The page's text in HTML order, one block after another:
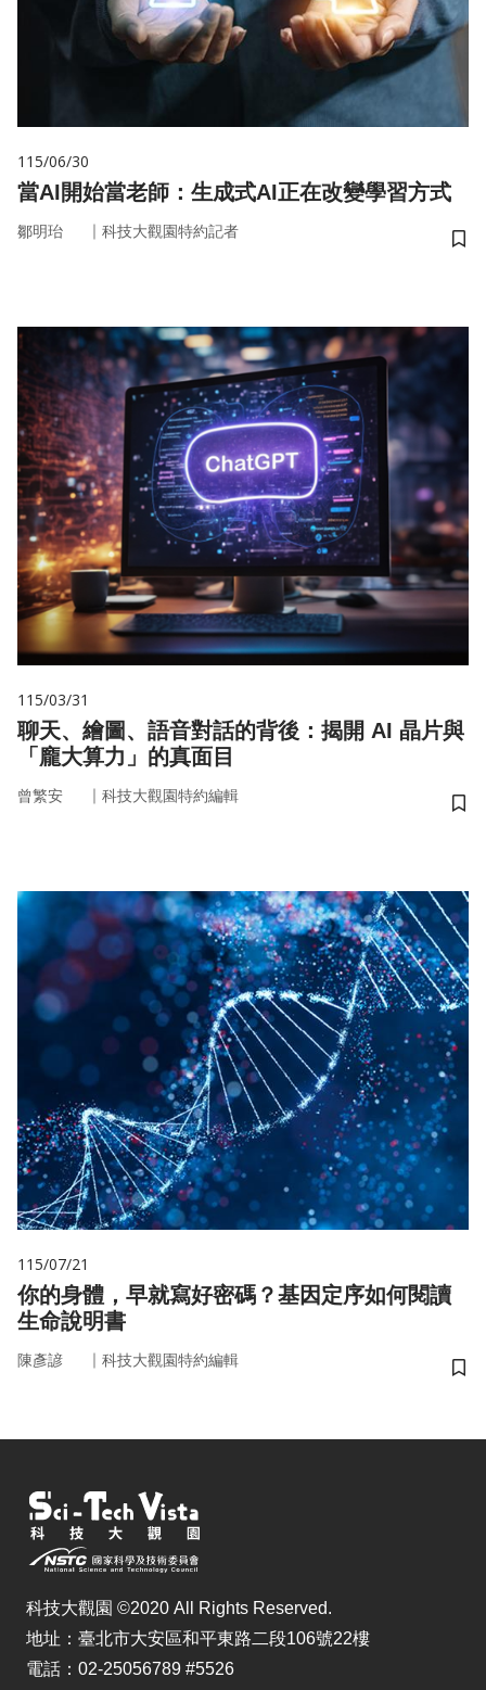
115/06/30
當AI開始當老師：生成式AI正在改變學習方式
鄒明珆 ｜ 科技大觀園特約記者
儲
115/03/31
聊天、繪圖、語音對話的背後：揭開 AI 晶片與
「龐大算力」的真面目
曾繁安 ｜ 科技大觀園特約編輯
儲
115/07/21
你的身體，早就寫好密碼？基因定序如何閱讀
生命說明書
陳彥諺 ｜ 科技大觀園特約編輯
儲
科技大觀園 ©2020 All Rights Reserved.
地址：臺北市大安區和平東路二段106號22樓
電話：02-25056789 #5526